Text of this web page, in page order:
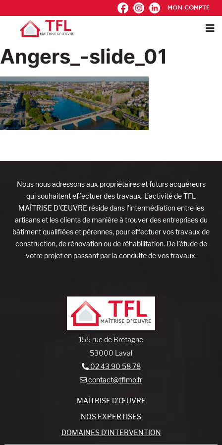
FB IG IN MON COMPTE
Angers_-slide_01
Nous nous adressons aux propriétaires et futurs acquéreurs
qui souhaitent effectuer des travaux. L’activité de TFL
MAÎTRISE D’ŒUVRE réside dans l’intermédiation entre les
artisans et les clients de manière à trouver des entreprises du
bâtiment qualifiées et pérennes, pour effectuer vos travaux de
construction, de rénovation ou de réhabilitation. De l’étude de
votre projet en passant par la conduite de vos travaux.
155 rue de Bretagne
53000 Laval
02 43 90 58 78
contact@tflmo.fr
MAÎTRISE D’ŒUVRE
NOS EXPERTISES
DOMAINES D’INTERVENTION